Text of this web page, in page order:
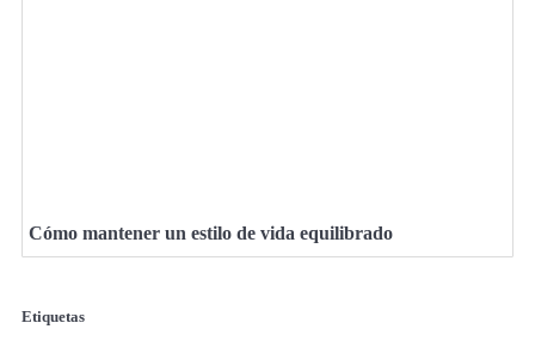
Cómo mantener un estilo de vida equilibrado
Etiquetas